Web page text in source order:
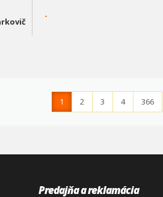
-
1 2 3 4 366
Predajňa a reklamácia